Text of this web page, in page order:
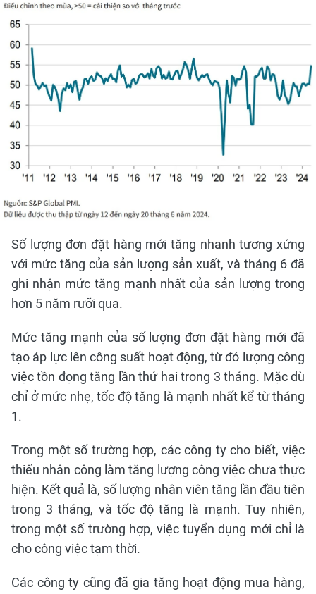
Số lượng đơn đặt hàng mới tăng nhanh tương xứng
với mức tăng của sản lượng sản xuất, và tháng 6 đã
ghi nhận mức tăng mạnh nhất của sản lượng trong
hơn 5 năm rưỡi qua.
Mức tăng mạnh của số lượng đơn đặt hàng mới đã
tạo áp lực lên công suất hoạt động, từ đó lượng công
việc tồn đọng tăng lần thứ hai trong 3 tháng. Mặc dù
chỉ ở mức nhẹ, tốc độ tăng là mạnh nhất kể từ tháng
1.
Trong một số trường hợp, các công ty cho biết, việc
thiếu nhân công làm tăng lượng công việc chưa thực
hiện. Kết quả là, số lượng nhân viên tăng lần đầu tiên
trong 3 tháng, và tốc độ tăng là mạnh. Tuy nhiên,
trong một số trường hợp, việc tuyển dụng mới chỉ là
cho công việc tạm thời.
Các công ty cũng đã gia tăng hoạt động mua hàng,